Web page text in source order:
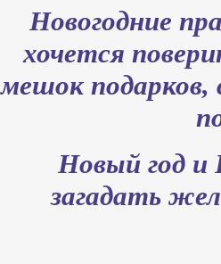
Новогодние
хочется
мешок подарков,
Новый год и
загадать